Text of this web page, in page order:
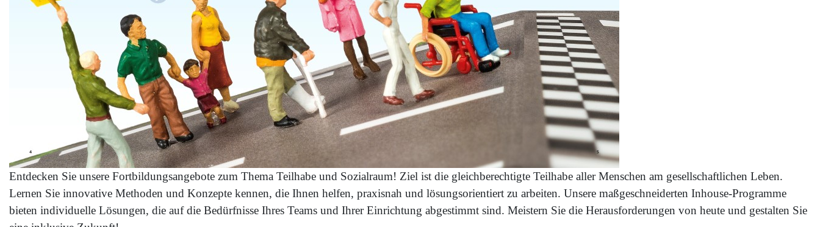
Entdecken Sie unsere Fortbildungsangebote zum Thema Teilhabe und Sozialraum! Ziel ist die gleichberechtigte Teilhabe aller Menschen am gesellschaftlichen Leben.
Lernen Sie innovative Methoden und Konzepte kennen, die Ihnen helfen, praxisnah und lösungsorientiert zu arbeiten. Unsere maßgeschneiderten Inhouse-Programme
bieten individuelle Lösungen, die auf die Bedürfnisse Ihres Teams und Ihrer Einrichtung abgestimmt sind. Meistern Sie die Herausforderungen von heute und gestalten Sie